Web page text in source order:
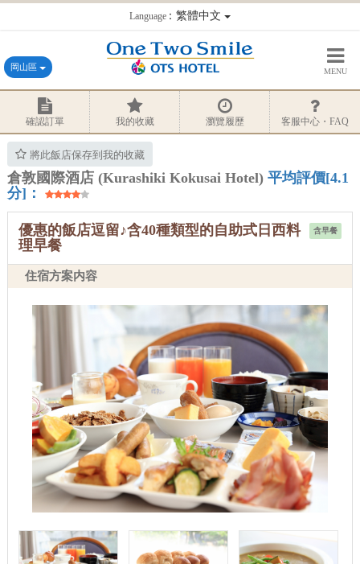
Language：繁體中文
岡山區 MENU
確認訂單 我的收藏 瀏覽履歷 客服中心・FAQ
將此飯店保存到我的收藏
倉敦國際酒店 (Kurashiki Kokusai Hotel) 平均評價[4.1
分]：
含早餐
優惠的飯店逗留♪含40種類型的自助式日西料
理早餐
住宿方案内容